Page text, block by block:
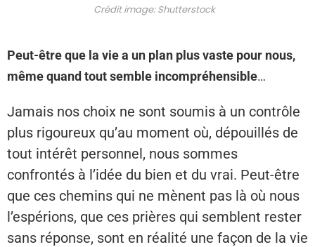
Crédit image: Shutterstock
Peut-être que la vie a un plan plus vaste pour nous,
même quand tout semble incompréhensible…
Jamais nos choix ne sont soumis à un contrôle
plus rigoureux qu’au moment où, dépouillés de
tout intérêt personnel, nous sommes
confrontés à l’idée du bien et du vrai. Peut-être
que ces chemins qui ne mènent pas là où nous
l’espérions, que ces prières qui semblent rester
sans réponse, sont en réalité une façon de la vie